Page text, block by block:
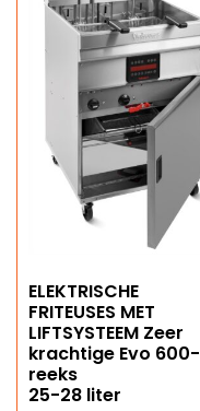
ELEKTRISCHE
FRITEUSES MET
LIFTSYSTEEM Zeer
krachtige Evo 600-
reeks
25-28 liter